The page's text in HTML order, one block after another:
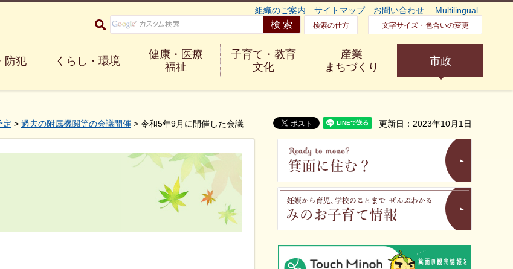
面市 Minoh City
組織のご案内 サイトマップ お問い合わせ Multilingual
検索の仕方 文字サイズ・色合いの変更
防犯 くらし・環境
健康・医療
福祉
子育て・教育
文化
産業
まちづくり
市政
定 > 過去の附属機関等の会議開催 > 令和5年9月に開催した会議 更新日：2023年10月1日